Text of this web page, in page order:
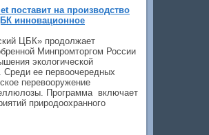
поставит на производство
инновационное
ЦБК» продолжает
Минпромторгом России
экологической
Среди ее первоочередных
перевооружение
Программа включает
природоохранного